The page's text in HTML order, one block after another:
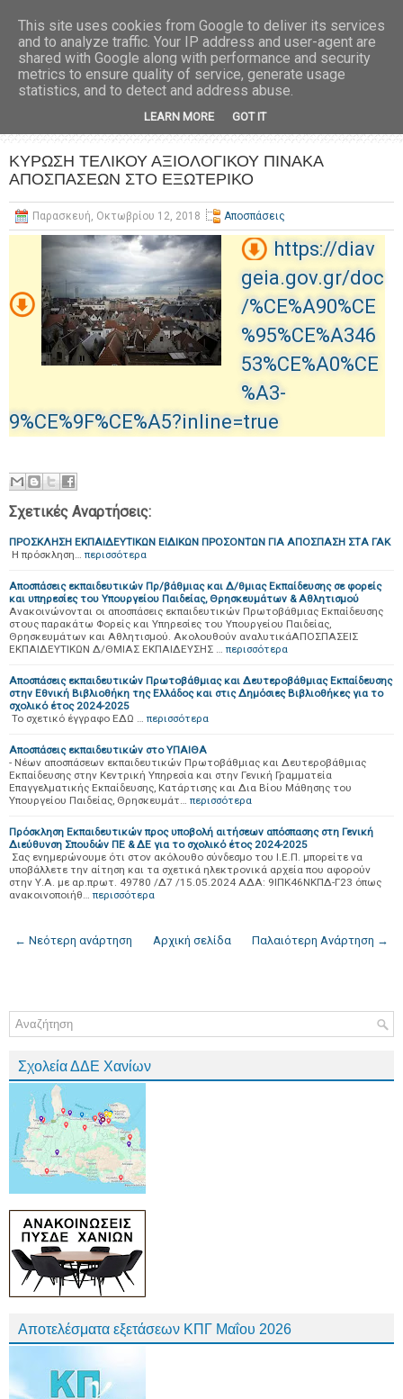
ΚΥΡΩΣΗ ΤΕΛΙΚΟΥ ΑΞΙΟΛΟΓΙΚΟΥ ΠΙΝΑΚΑ
ΑΠΟΣΠΑΣΕΩΝ ΣΤΟ ΕΞΩΤΕΡΙΚΟ
Παρασκευή, Οκτωβρίου 12, 2018 Αποσπάσεις
https://diav
geia.gov.gr/doc
/%CE%A90%CE
%95%CE%A346
53%CE%A0%CE
%A3-
9%CE%9F%CE%A5?inline=true
Σχετικές Αναρτήσεις:
ΠΡΟΣΚΛΗΣΗ ΕΚΠΑΙΔΕΥΤΙΚΩΝ ΕΙΔΙΚΩΝ ΠΡΟΣΟΝΤΩΝ ΓΙΑ ΑΠΟΣΠΑΣΗ ΣΤΑ ΓΑΚ
Η πρόσκληση… περισσότερα
Αποσπάσεις εκπαιδευτικών Πρ/βάθμιας και Δ/θμιας Εκπαίδευσης σε φορείς
και υπηρεσίες του Υπουργείου Παιδείας, Θρησκευμάτων & Αθλητισμού
Ανακοινώνονται οι αποσπάσεις εκπαιδευτικών Πρωτοβάθμιας Εκπαίδευσης
στους παρακάτω Φορείς και Υπηρεσίες του Υπουργείου Παιδείας,
Θρησκευμάτων και Αθλητισμού. Ακολουθούν αναλυτικάΑΠΟΣΠΑΣΕΙΣ
ΕΚΠΑΙΔΕΥΤΙΚΩΝ Δ/ΘΜΙΑΣ ΕΚΠΑΙΔΕΥΣΗΣ … περισσότερα
Αποσπάσεις εκπαιδευτικών Πρωτοβάθμιας και Δευτεροβάθμιας Εκπαίδευσης
στην Εθνική Βιβλιοθήκη της Ελλάδος και στις Δημόσιες Βιβλιοθήκες για το
σχολικό έτος 2024-2025
Το σχετικό έγγραφο ΕΔΩ … περισσότερα
Αποσπάσεις εκπαιδευτικών στο ΥΠΑΙΘΑ
- Νέων αποσπάσεων εκπαιδευτικών Πρωτοβάθμιας και Δευτεροβάθμιας
Εκπαίδευσης στην Κεντρική Υπηρεσία και στην Γενική Γραμματεία
Επαγγελματικής Εκπαίδευσης, Κατάρτισης και Δια Βίου Μάθησης του
Υπουργείου Παιδείας, Θρησκευμάτ… περισσότερα
Πρόσκληση Εκπαιδευτικών προς υποβολή αιτήσεων απόσπασης στη Γενική
Διεύθυνση Σπουδών ΠΕ & ΔΕ για το σχολικό έτος 2024-2025
Σας ενημερώνουμε ότι στον ακόλουθο σύνδεσμο του Ι.Ε.Π. μπορείτε να
υποβάλλετε την αίτηση και τα σχετικά ηλεκτρονικά αρχεία που αφορούν
στην Υ.Α. με αρ.πρωτ. 49780 /Δ7 /15.05.2024 ΑΔΑ: 9ΙΠΚ46ΝΚΠΔ-Γ23 όπως
ανακοινοποιήθ… περισσότερα
← Νεότερη ανάρτηση Παλαιότερη Ανάρτηση →
Αρχική σελίδα
Σχολεία ΔΔΕ Χανίων
Αποτελέσματα εξετάσεων ΚΠΓ Μαΐου 2026
This site uses cookies from Google to deliver its services
and to analyze traffic. Your IP address and user-agent are
shared with Google along with performance and security
metrics to ensure quality of service, generate usage
statistics, and to detect and address abuse.
LEARN MORE GOT IT